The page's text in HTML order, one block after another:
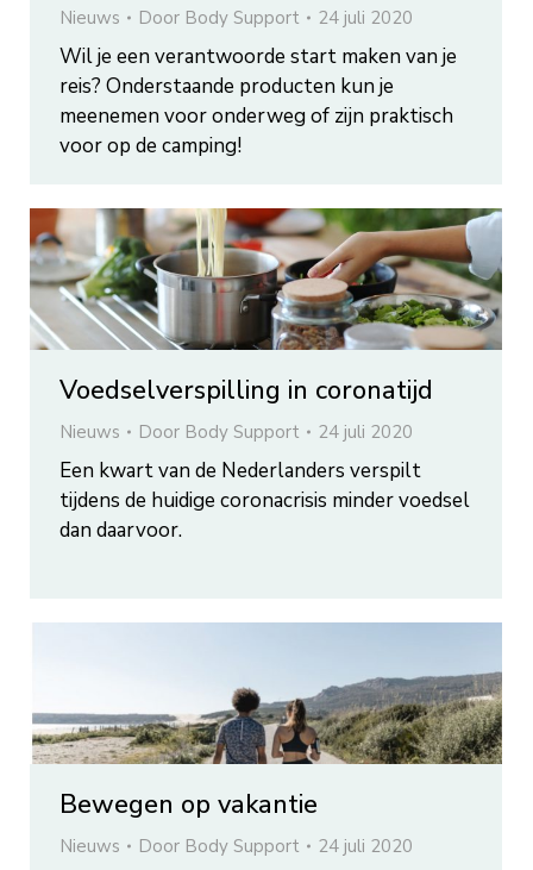
Nieuws Door Body Support 24 juli 2020
Wil je een verantwoorde start maken van je
reis? Onderstaande producten kun je
meenemen voor onderweg of zijn praktisch
voor op de camping!
Voedselverspilling in coronatijd
Nieuws Door Body Support 24 juli 2020
Een kwart van de Nederlanders verspilt
tijdens de huidige coronacrisis minder voedsel
dan daarvoor.
Bewegen op vakantie
Nieuws Door Body Support 24 juli 2020